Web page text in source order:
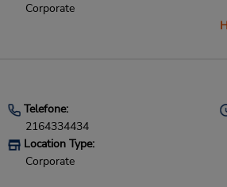
Corporate
Telefone:
2164334434
Location Type:
Corporate